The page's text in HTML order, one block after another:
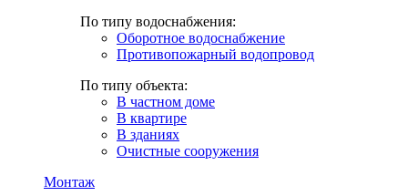
По типу водоснабжения:
Оборотное водоснабжение
Противопожарный водопровод
По типу объекта:
В частном доме
В квартире
В зданиях
Очистные сооружения
Монтаж